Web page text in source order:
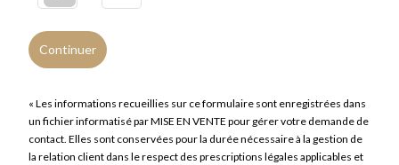
Continuer
« Les informations recueillies sur ce formulaire sont enregistrées dans
un fichier informatisé par MISE EN VENTE pour gérer votre demande de
contact. Elles sont conservées pour la durée nécessaire à la gestion de
la relation client dans le respect des prescriptions légales applicables et